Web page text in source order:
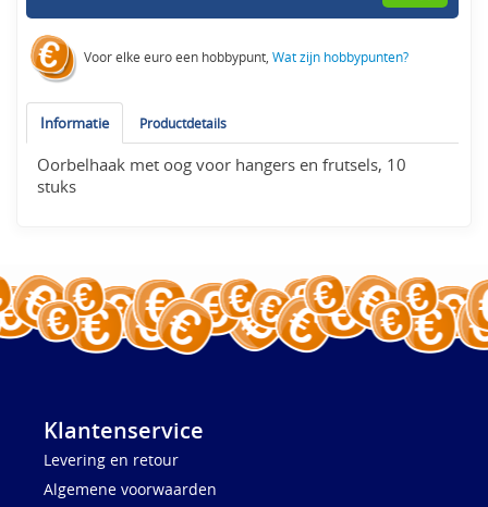
Voor elke euro een hobbypunt,Wat zijn hobbypunten?
Informatie Productdetails
Oorbelhaak met oog voor hangers en frutsels, 10
stuks
Klantenservice
Levering en retour
Algemene voorwaarden